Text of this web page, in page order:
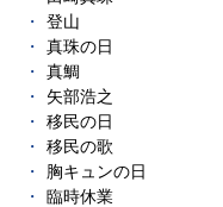
登山
真珠の日
真鯛
矢部浩之
移民の日
移民の歌
胸キュンの日
臨時休業